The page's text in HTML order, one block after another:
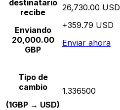
destinatario
recibe
Enviando
20,000.00
GBP
26,730.00 USD
+359.79 USD
Enviar ahora
Tipo de
cambio
(1GBP → USD)
1.336500